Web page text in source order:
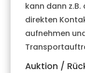
kann dann
direkten
aufnehmen
Auktion /